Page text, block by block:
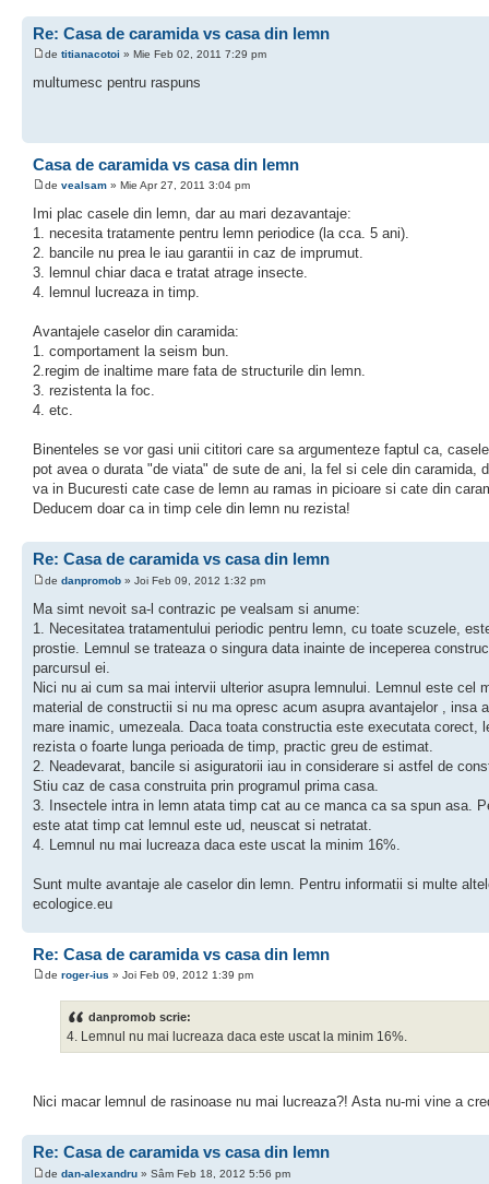
Re: Casa de caramida vs casa din lemn
de titianacotoi » Mie Feb 02, 2011 7:29 pm
multumesc pentru raspuns
Casa de caramida vs casa din lemn
de vealsam » Mie Apr 27, 2011 3:04 pm
Imi plac casele din lemn, dar au mari dezavantaje:
1. necesita tratamente pentru lemn periodice (la cca. 5 ani).
2. bancile nu prea le iau garantii in caz de imprumut.
3. lemnul chiar daca e tratat atrage insecte.
4. lemnul lucreaza in timp.
Avantajele caselor din caramida:
1. comportament la seism bun.
2.regim de inaltime mare fata de structurile din lemn.
3. rezistenta la foc.
4. etc.
Binenteles se vor gasi unii cititori care sa argumenteze faptul ca,
pot avea o durata "de viata" de sute de ani, la fel si cele din caramida,
va in Bucuresti cate case de lemn au ramas in picioare si cate din
Deducem doar ca in timp cele din lemn nu rezista!
Re: Casa de caramida vs casa din lemn
de danpromob » Joi Feb 09, 2012 1:32 pm
Ma simt nevoit sa-l contrazic pe vealsam si anume:
1. Necesitatea tratamentului periodic pentru lemn, cu toate scuzele,
prostie. Lemnul se trateaza o singura data inainte de inceperea
parcursul ei.
Nici nu ai cum sa mai intervii ulterior asupra lemnului. Lemnul este cel
material de constructii si nu ma opresc acum asupra avantajelor , insa
mare inamic, umezeala. Daca toata constructia este executata corect,
rezista o foarte lunga perioada de timp, practic greu de estimat.
2. Neadevarat, bancile si asiguratorii iau in considerare si astfel de
Stiu caz de casa construita prin programul prima casa.
3. Insectele intra in lemn atata timp cat au ce manca ca sa spun asa.
este atat timp cat lemnul este ud, neuscat si netratat.
4. Lemnul nu mai lucreaza daca este uscat la minim 16%.
Sunt multe avantaje ale caselor din lemn. Pentru informatii si multe
ecologice.eu
Re: Casa de caramida vs casa din lemn
de roger-ius » Joi Feb 09, 2012 1:39 pm
danpromob scrie:
4. Lemnul nu mai lucreaza daca este uscat la minim 16%.
Nici macar lemnul de rasinoase nu mai lucreaza?! Asta nu-mi vine a
Re: Casa de caramida vs casa din lemn
de dan-alexandru » Sâm Feb 18, 2012 5:56 pm